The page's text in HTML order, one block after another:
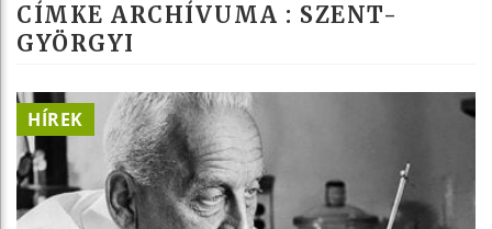
CÍMKE ARCHÍVUMA : SZENT-
GYÖRGYI
HÍREK